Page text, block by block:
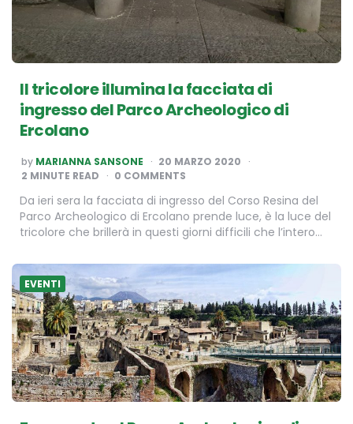
Il tricolore illumina la facciata di
ingresso del Parco Archeologico di
Ercolano
POSTED
BY
by MARIANNA SANSONE
20 MARZO 2020
2 MINUTE READ 0 COMMENTS
Da ieri sera la facciata di ingresso del Corso Resina del
Parco Archeologico di Ercolano prende luce, è la luce del
tricolore che brillerà in questi giorni difficili che l’intero…
EVENTI